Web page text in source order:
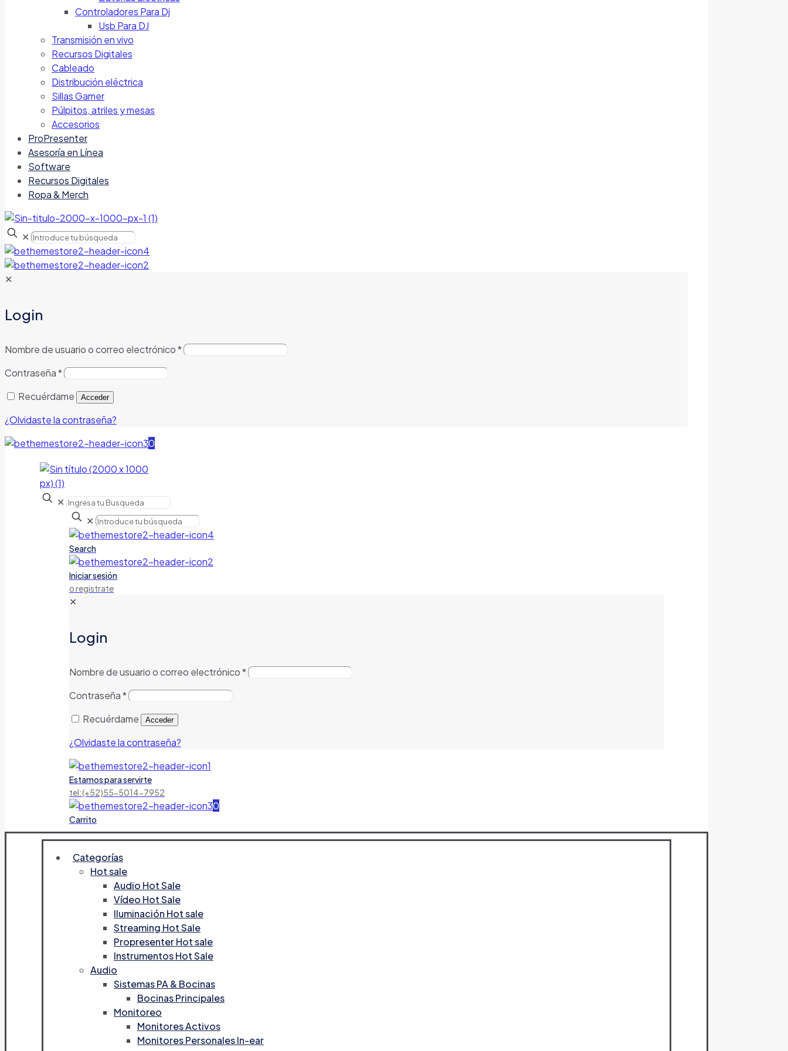
Controladores Para Dj
Usb Para DJ
Transmisión en vivo
Recursos Digitales
Cableado
Distribución eléctrica
Sillas Gamer
Púlpitos, atriles y mesas
Accesorios
ProPresenter
Asesoría en Línea
Software
Recursos Digitales
Ropa & Merch
✕
✕
Login
Nombre de usuario o correo electrónico*
Contraseña*
Recuérdame
Acceder
¿Olvidaste la contraseña?
0
✕
✕
Search
Iniciar sesión
o registrate
✕
Login
Nombre de usuario o correo electrónico*
Contraseña*
Recuérdame
Acceder
¿Olvidaste la contraseña?
Estamos para servirte
tel:(+52)55-5014-7952
0
Carrito
Categorías
Hot sale
Audio Hot Sale
Vídeo Hot Sale
Iluminación Hot sale
Streaming Hot Sale
Propresenter Hot sale
Instrumentos Hot Sale
Audio
Sistemas PA & Bocinas
Bocinas Principales
Monitoreo
Monitores Activos
Monitores Personales In-ear